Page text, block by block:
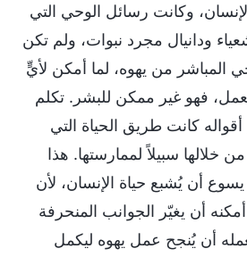
الإنسان، وكانت رسائل الوحي التي
ودانيال مجرد نبوات، ولم تكن
المباشر من يهوه، لما أمكن لأيٍّ
فهو غير ممكن للبشر. تكلم
كانت طريق الحياة التي
خلالها سبيلاً لممارستها. هذا
يسوع أن يُشبع حياة الإنسان، لأن
أمكنه أن يغيّر الجوانب المنحرفة
أن يُنجح عمل يهوه ليكمل